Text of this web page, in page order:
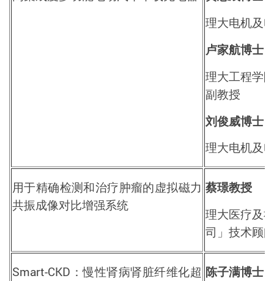
理大电机及
卢家航博士
理大工程学
副教授
刘俊威博士
理大电机及
用于精确检测和治疗肿瘤的虚拟磁力
共振成像对比增强系统
蔡璟教授
理大医疗及
司」技术顾
Smart-CKD ：慢性肾病肾脏纤维化超 陈子满博士